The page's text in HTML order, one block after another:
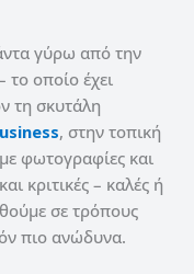
γύρω από την
οποίο έχει
τη σκυτάλη
, στην τοπική
φωτογραφίες και
κριτικές – καλές ή
σε τρόπους
πιο ανώδυνα.